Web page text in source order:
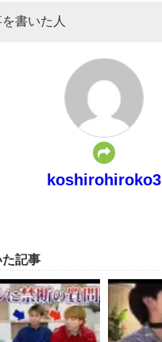
書いた人
koshirohiroko3
記事